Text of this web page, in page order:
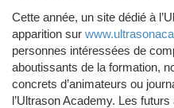
Cette année, un site dédié à
apparition sur
personnes intéressées de
aboutissants de la formation,
concrets d’animateurs ou
l’Ultrason Academy. Les